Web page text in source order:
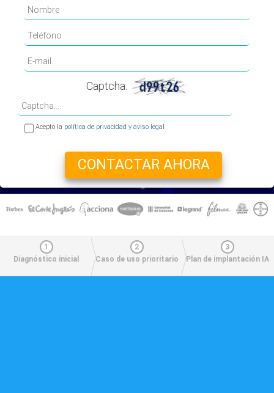
Captcha:
Acepto la política de privacidad y aviso legal
1
Diagnóstico inicial
2
Caso de uso prioritario
3
Plan de implantación IA